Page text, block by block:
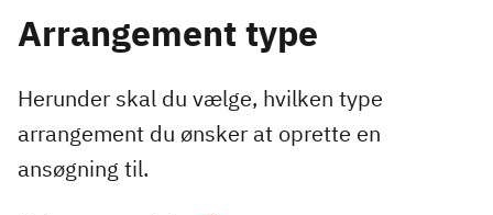
Arrangement type
Herunder skal du vælge, hvilken type
arrangement du ønsker at oprette en
ansøgning til.